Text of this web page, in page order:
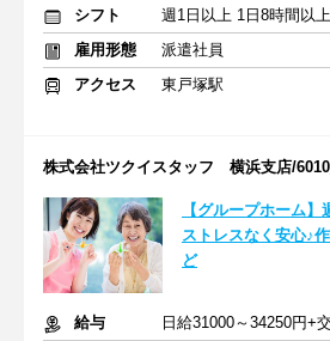
シフト
週1日以上 1日8時間以上
雇用形態
派遣社員
アクセス
東戸塚駅
株式会社ツクイスタッフ 横浜支店/
【グループホーム
ストレスなく安心♪
ど
給与
日給31000～34250円+